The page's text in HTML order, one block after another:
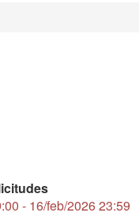
- 16/feb/2026 23:59